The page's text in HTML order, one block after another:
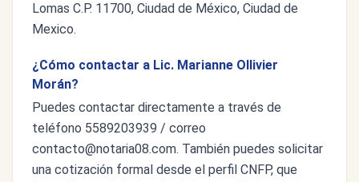
Lomas C.P. 11700, Ciudad de México, Ciudad de
Mexico.
¿Cómo contactar a Lic. Marianne Ollivier
Morán?
Puedes contactar directamente a través de
teléfono 5589203939 / correo
contacto@notaria08.com. También puedes solicitar
una cotización formal desde el perfil CNFP, que